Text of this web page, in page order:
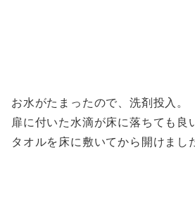
お水がたまったので、洗剤投入。
扉に付いた水滴が床に落ちても良
タオルを床に敷いてから開けまし